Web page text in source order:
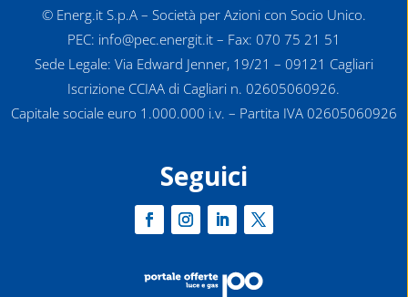
© Energ.it S.p.A – Società per Azioni con Socio Unico.
PEC: info@pec.energit.it – Fax: 070 75 21 51
Sede Legale: Via Edward Jenner, 19/21 – 09121 Cagliari
Iscrizione CCIAA di Cagliari n. 02605060926.
Capitale sociale euro 1.000.000 i.v. – Partita IVA 02605060926
Seguici